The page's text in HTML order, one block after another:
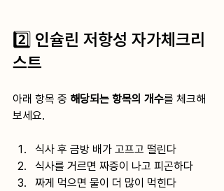
2️⃣ 인슐린 저항성 자가체크리
스트
아래 항목 중 해당되는 항목의 개수를 체크해
보세요.
식사 후 금방 배가 고프고 떨린다
식사를 거르면 짜증이 나고 피곤하다
짜게 먹으면 물이 더 많이 먹힌다